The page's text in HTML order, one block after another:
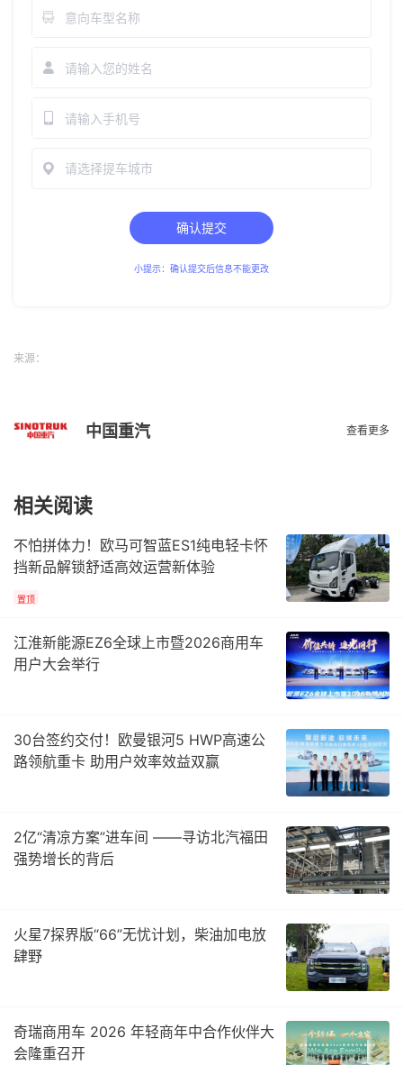
请选择提车城市
确认提交
小提示：确认提交后信息不能更改
来源：
中国重汽 查看更多
相关阅读
不怕拼体力！欧马可智蓝ES1纯电轻卡怀
挡新品解锁舒适高效运营新体验
置顶
江淮新能源EZ6全球上市暨2026商用车
用户大会举行
30台签约交付！欧曼银河5 HWP高速公
路领航重卡 助用户效率效益双赢
2亿“清凉方案”进车间 ——寻访北汽福田
强势增长的背后
火星7探界版“66”无忧计划，柴油加电放
肆野
奇瑞商用车 2026 年轻商年中合作伙伴大
会隆重召开